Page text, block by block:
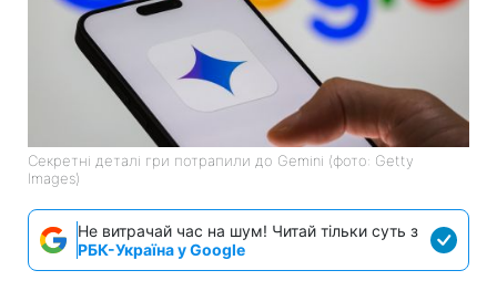
Секретні деталі гри потрапили до Gemini (фото: Getty
Images)
Не витрачай час на шум! Читай тільки суть з
РБК-Україна у Google